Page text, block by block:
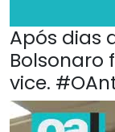
Após dias
Bolsonaro
vice.